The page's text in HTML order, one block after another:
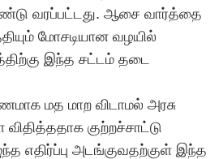
வரப்பட்டது. ஆசை வார்த்தை
மோசடியான வழயில்
இந்த சட்டம் தடை
மத மாற விடாமல் அரசு
விதித்ததாக குற்றச்சாட்டு
எதிர்ப்பு அடங்குவதற்குள் இந்த